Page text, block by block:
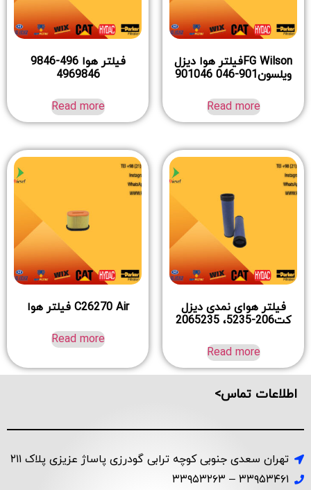
FG Wilsonفیلتر هوا دیزل
ویلسون901-046 901046
Read more
فیلتر هوا 496-9846
4969846
Read more
فیلتر هوای نمدی دیزل
کت206-5235، 2065235
Read more
C26270 Air فیلتر هوا
Read more
اطلاعات تماس>
تهران سعدی جنوبی کوچه ترابی گودرزی پاساژ عزیزی پلاک ۲۱۱
۳۳۹۵۳۴۶۱ – ۳۳۹۵۳۲۶۳